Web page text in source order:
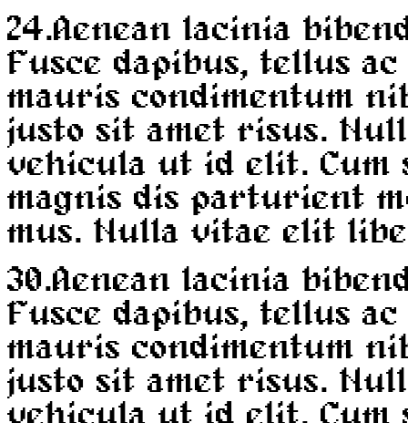
24.Aenean lacinia
Fusce dapibus, tellus
mauris condimentum
justo sit amet risus.
vehicula ut id elit. Cum
magnis dis parturient
mus. Nulla vitae elit
30.Aenean lacinia
Fusce dapibus, tellus
mauris condimentum
justo sit amet risus.
vehicula ut id elit. Cum